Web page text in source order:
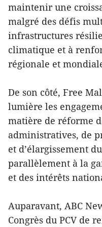
maintenir une
malgré des défis
infrastructures
climatique et à
régionale et
De son côté, Free
lumière les
matière de réforme
administratives, de
et d’élargissement
parallèlement à la
et des intérêts
Auparavant, ABC
Congrès du PCV de